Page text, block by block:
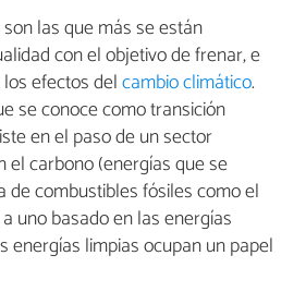
las que más se están
con el objetivo de frenar, e
efectos delcambio climático.
se conoce como transición
en el paso de un sector
el carbono (energías que se
de combustibles fósiles como el
uno basado en las energías
energías limpias ocupan un papel